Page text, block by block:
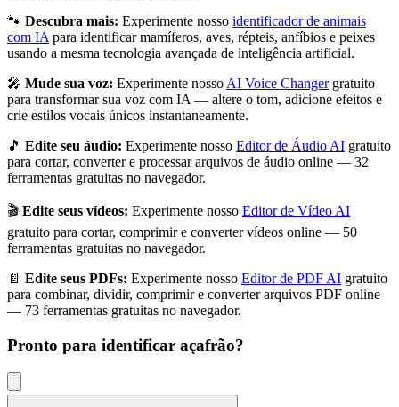
🐾 Descubra mais: Experimente nosso identificador de animais
com IA para identificar mamíferos, aves, répteis, anfíbios e peixes
usando a mesma tecnologia avançada de inteligência artificial.
🎤 Mude sua voz: Experimente nosso AI Voice Changer gratuito
para transformar sua voz com IA — altere o tom, adicione efeitos e
crie estilos vocais únicos instantaneamente.
🎵 Edite seu áudio: Experimente nosso Editor de Áudio AI gratuito
para cortar, converter e processar arquivos de áudio online — 32
ferramentas gratuitas no navegador.
🎬 Edite seus vídeos: Experimente nosso Editor de Vídeo AI
gratuito para cortar, comprimir e converter vídeos online — 50
ferramentas gratuitas no navegador.
📄 Edite seus PDFs: Experimente nosso Editor de PDF AI gratuito
para combinar, dividir, comprimir e converter arquivos PDF online
— 73 ferramentas gratuitas no navegador.
Pronto para identificar açafrão?